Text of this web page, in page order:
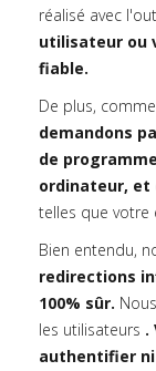
réalisé avec
utilisateur ou
fiable.
De plus,
demandons
de
ordinateur, et
telles que votre
Bien entendu,
redirections
100% sûr.
les utilisateurs .
authentifier